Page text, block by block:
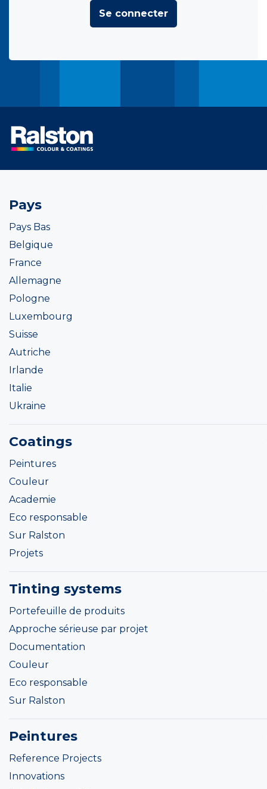
Se connecter
Pays
Pays Bas
Belgique
France
Allemagne
Pologne
Luxembourg
Suisse
Autriche
Irlande
Italie
Ukraine
Coatings
Peintures
Couleur
Academie
Eco responsable
Sur Ralston
Projets
Tinting systems
Portefeuille de produits
Approche sérieuse par projet
Documentation
Couleur
Eco responsable
Sur Ralston
Peintures
Reference Projects
Innovations